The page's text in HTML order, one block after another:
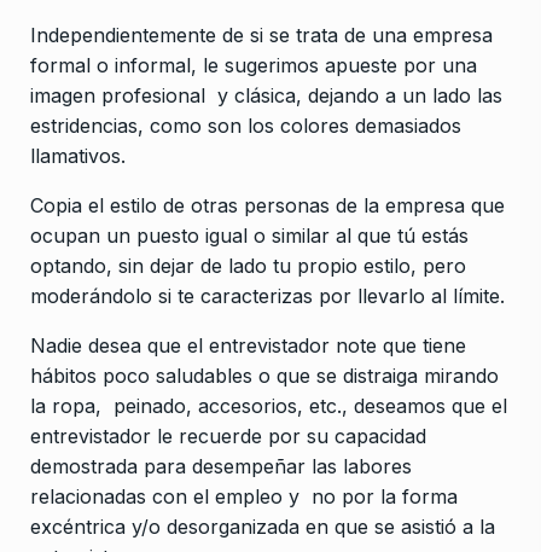
Independientemente de si se trata de una empresa
formal o informal, le sugerimos apueste por una
imagen profesional y clásica, dejando a un lado las
estridencias, como son los colores demasiados
llamativos.
Copia el estilo de otras personas de la empresa que
ocupan un puesto igual o similar al que tú estás
optando, sin dejar de lado tu propio estilo, pero
moderándolo si te caracterizas por llevarlo al límite.
Nadie desea que el entrevistador note que tiene
hábitos poco saludables o que se distraiga mirando
la ropa, peinado, accesorios, etc., deseamos que el
entrevistador le recuerde por su capacidad
demostrada para desempeñar las labores
relacionadas con el empleo y no por la forma
excéntrica y/o desorganizada en que se asistió a la